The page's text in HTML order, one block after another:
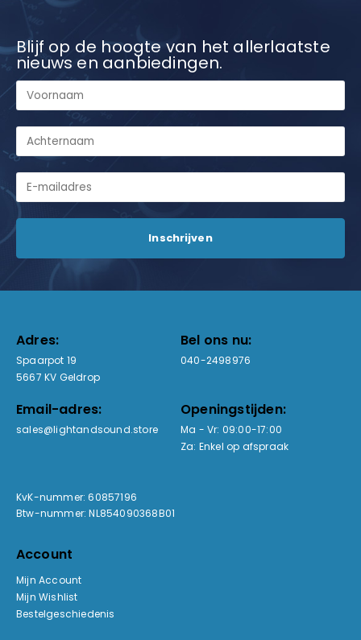
Blijf op de hoogte van het allerlaatste
nieuws en aanbiedingen.
Adres:
Spaarpot 19
5667 KV Geldrop
Bel ons nu:
040-2498976
Email-adres:
sales@lightandsound.store
Openingstijden:
Ma - Vr: 09:00-17:00
Za: Enkel op afspraak
KvK-nummer: 60857196
Btw-nummer: NL854090368B01
Account
Mijn Account
Mijn Wishlist
Bestelgeschiedenis